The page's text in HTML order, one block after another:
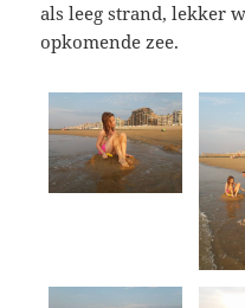
als leeg strand, lekker
opkomende zee.